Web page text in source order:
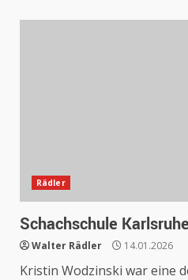
Rädler
Schachschule
Walter Rädler 14.01.2026
Kristin Wodzinski war eine